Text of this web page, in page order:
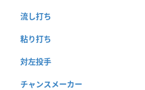
流し打ち
粘り打ち
対左投手
チャンスメーカー